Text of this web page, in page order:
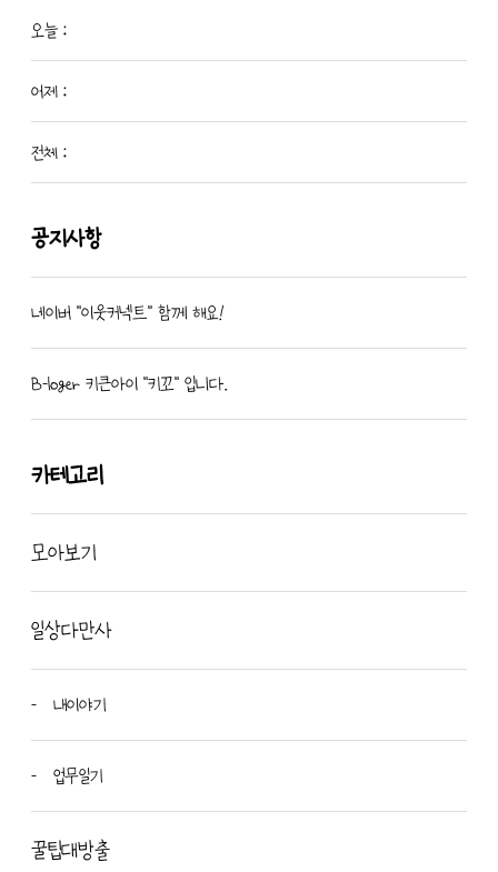
오늘 :
어제 :
전체 :
공지사항
네이버 "이웃커넥트" 함께 해요!
B-loger 키큰아이 "키꼬" 입니다.
카테고리
모아보기
일상다만사
내이야기
업무일기
꿀팁대방출